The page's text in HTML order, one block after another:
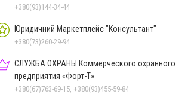
+380(93)144-34-44
Юридичний Маркетплейс "Консультант"
+380(73)260-29-94
СЛУЖБА ОХРАНЫ Коммерческого охранного
предприятия «Форт-Т»
+380(67)763-69-15, +380(93)455-59-84